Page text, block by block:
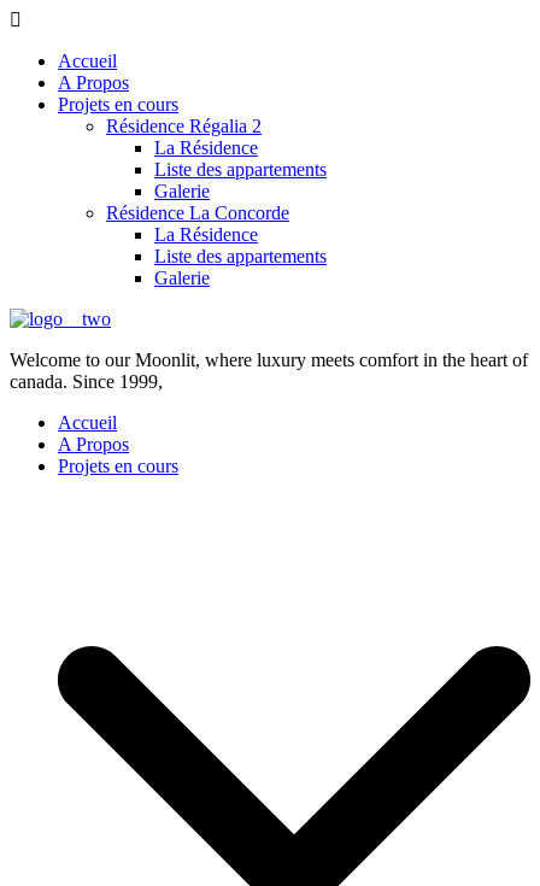
Accueil
A Propos
Projets en cours
Résidence Régalia 2
La Résidence
Liste des appartements
Galerie
Résidence La Concorde
La Résidence
Liste des appartements
Galerie
Welcome to our Moonlit, where luxury meets comfort in the heart of
canada. Since 1999,
Accueil
A Propos
Projets en cours